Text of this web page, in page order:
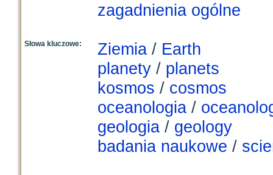
zagadnienia ogólne
Słowa kluczowe: Ziemia/ Earth
planety/ planets
kosmos / cosmos
oceanologia/
geologia/ geology
badania naukowe /